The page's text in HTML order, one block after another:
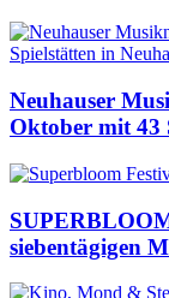
Neuhauser
Oktober mit 43
siebentägigen